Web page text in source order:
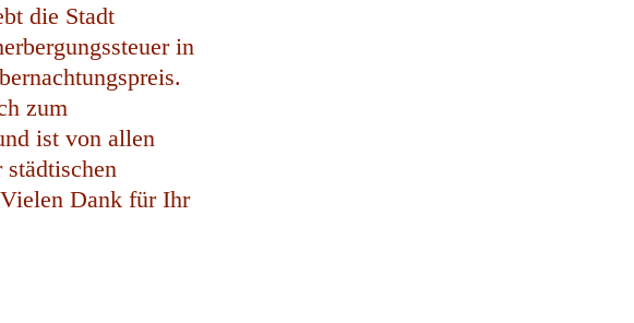
die Stadt
in
zum
ist von allen
städtischen
Dank für Ihr